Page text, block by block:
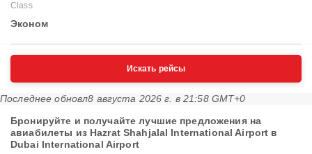
Class
Эконом
Искать рейсы
Последнее обновл8 августа 2026 г. в 21:58 GMT+0
Бронируйте и получайте лучшие предложения на
авиабилеты из Hazrat Shahjalal International Airport в
Dubai International Airport